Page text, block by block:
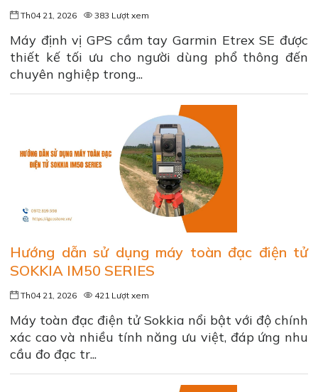
Th04 21, 2026 383 Lượt xem
Máy định vị GPS cầm tay Garmin Etrex SE được
thiết kế tối ưu cho người dùng phổ thông đến
chuyên nghiệp trong...
Hướng dẫn sử dụng máy toàn đạc điện tử
SOKKIA IM50 SERIES
Th04 21, 2026 421 Lượt xem
Máy toàn đạc điện tử Sokkia nổi bật với độ chính
xác cao và nhiều tính năng ưu việt, đáp ứng nhu
cầu đo đạc tr...